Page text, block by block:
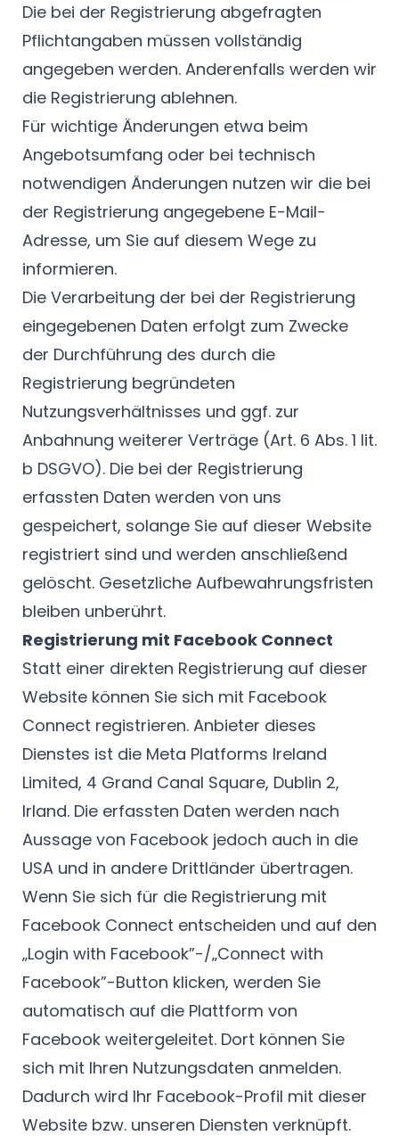
Die bei der Registrierung abgefragten
Pflichtangaben müssen vollständig
angegeben werden. Anderenfalls werden wir
die Registrierung ablehnen.
Für wichtige Änderungen etwa beim
Angebotsumfang oder bei technisch
notwendigen Änderungen nutzen wir die bei
der Registrierung angegebene E-Mail-
Adresse, um Sie auf diesem Wege zu
informieren.
Die Verarbeitung der bei der Registrierung
eingegebenen Daten erfolgt zum Zwecke
der Durchführung des durch die
Registrierung begründeten
Nutzungsverhältnisses und ggf. zur
Anbahnung weiterer Verträge (Art. 6 Abs. 1 lit.
b DSGVO). Die bei der Registrierung
erfassten Daten werden von uns
gespeichert, solange Sie auf dieser Website
registriert sind und werden anschließend
gelöscht. Gesetzliche Aufbewahrungsfristen
bleiben unberührt.
Registrierung mit Facebook Connect
Statt einer direkten Registrierung auf dieser
Website können Sie sich mit Facebook
Connect registrieren. Anbieter dieses
Dienstes ist die Meta Platforms Ireland
Limited, 4 Grand Canal Square, Dublin 2,
Irland. Die erfassten Daten werden nach
Aussage von Facebook jedoch auch in die
USA und in andere Drittländer übertragen.
Wenn Sie sich für die Registrierung mit
Facebook Connect entscheiden und auf den
„Login with Facebook”-/„Connect with
Facebook”-Button klicken, werden Sie
automatisch auf die Plattform von
Facebook weitergeleitet. Dort können Sie
sich mit Ihren Nutzungsdaten anmelden.
Dadurch wird Ihr Facebook-Profil mit dieser
Website bzw. unseren Diensten verknüpft.